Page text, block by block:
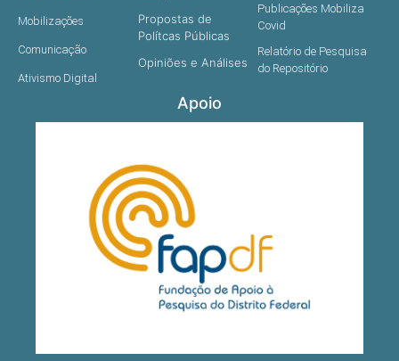
Mobilizações
Comunicação
Ativismo Digital
Propostas de
Polítcas Públicas
Opiniões e Análises
Publicações Mobiliza
Covid
Relatório de Pesquisa
do Repositório
Apoio